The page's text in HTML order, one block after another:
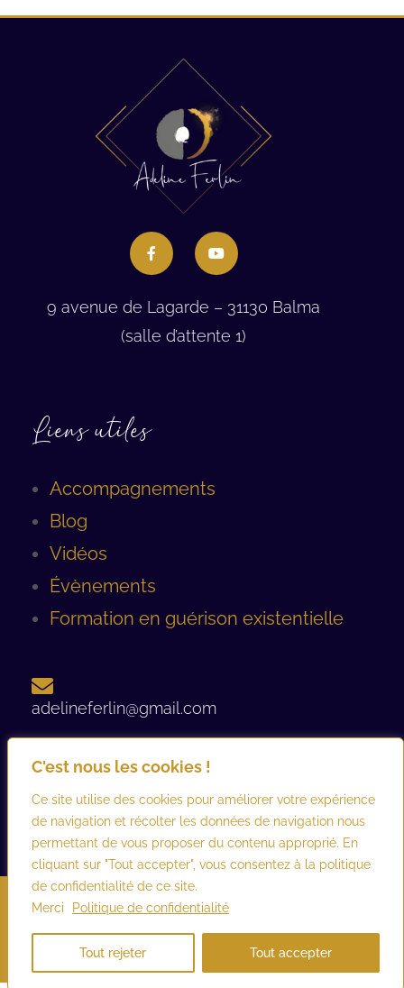
C'est nous les cookies !
Ce site utilise des cookies pour améliorer votre expérience
de navigation et récolter les données de navigation nous
permettant de vous proposer du contenu approprié. En
cliquant sur "Tout accepter", vous consentez à la politique
de confidentialité de ce site.
Merci
Politique de confidentialité
Tout rejeter Tout accepter
9 avenue de Lagarde – 31130 Balma
(salle d’attente 1)
Liens utiles
Accompagnements
Blog
Vidéos
Évènements
Formation en guérison existentielle
adelineferlin@gmail.com
06 08 93 12 44 ​
Conditions générales d’utilisation et de vente
Créé par Webesign